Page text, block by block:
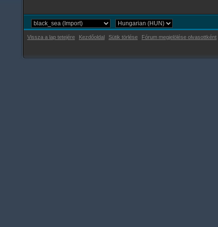
Vissza a lap tetejére Kezdőoldal Sütik törlése Fórum megjelölése olvasottként